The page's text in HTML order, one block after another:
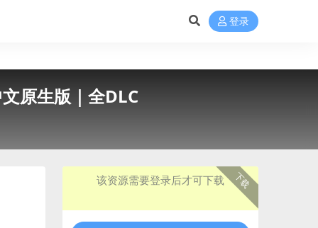
登录
原生版｜全DLC
下载
该资源需要登录后才可下载